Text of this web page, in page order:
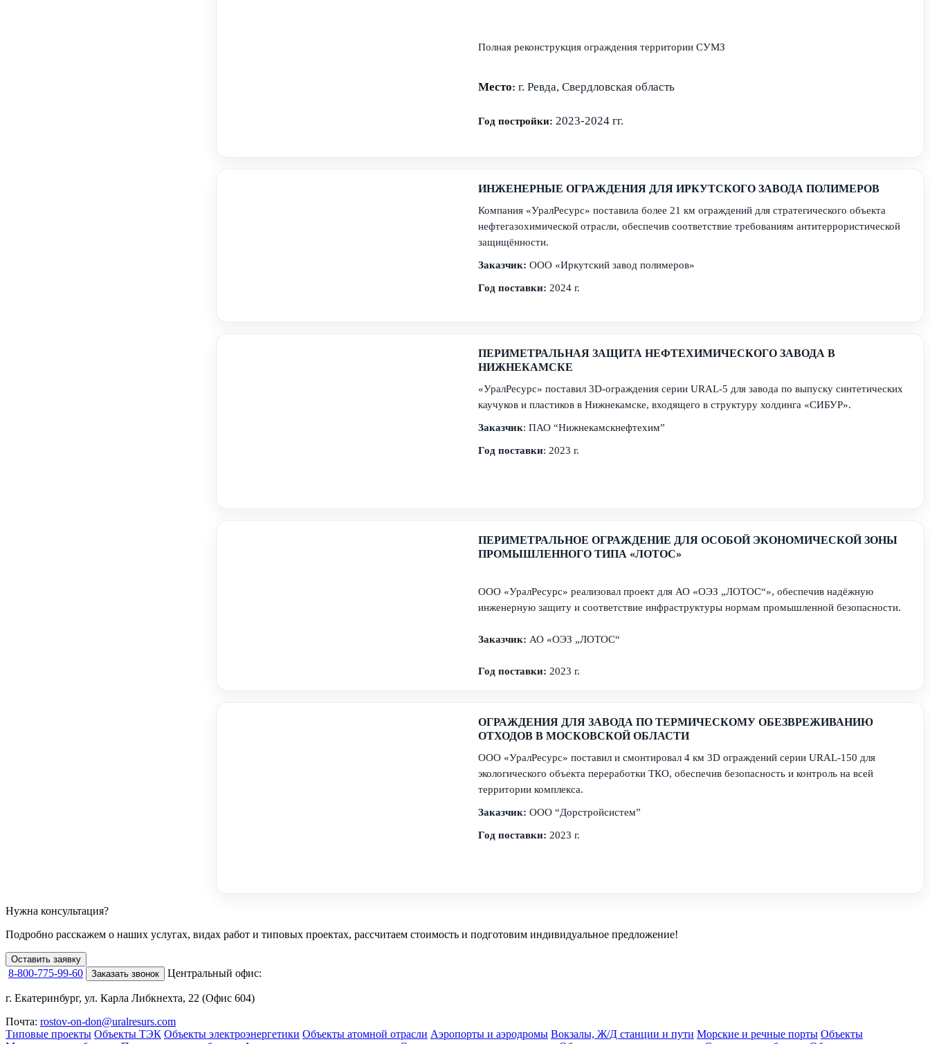
Полная реконструкция ограждения территории СУМЗ
Место: г. Ревда, Свердловская область
Год постройки: 2023-2024 гг.
ИНЖЕНЕРНЫЕ ОГРАЖДЕНИЯ ДЛЯ ИРКУТСКОГО ЗАВОДА ПОЛИМЕРОВ
Компания «УралРесурс» поставила более 21 км ограждений для стратегического объекта
нефтегазохимической отрасли, обеспечив соответствие требованиям антитеррористической
защищённости.
Заказчик: ООО «Иркутский завод полимеров»
Год поставки: 2024 г.
ПЕРИМЕТРАЛЬНАЯ ЗАЩИТА НЕФТЕХИМИЧЕСКОГО ЗАВОДА В
НИЖНЕКАМСКЕ
«УралРесурс» поставил 3D-ограждения серии URAL-5 для завода по выпуску синтетических
каучуков и пластиков в Нижнекамске, входящего в структуру холдинга «СИБУР».
Заказчик: ПАО “Нижнекамскнефтехим”
Год поставки: 2023 г.
ПЕРИМЕТРАЛЬНОЕ ОГРАЖДЕНИЕ ДЛЯ ОСОБОЙ ЭКОНОМИЧЕСКОЙ ЗОНЫ
ПРОМЫШЛЕННОГО ТИПА «ЛОТОС»
ООО «УралРесурс» реализовал проект для АО «ОЭЗ „ЛОТОС“», обеспечив надёжную
инженерную защиту и соответствие инфраструктуры нормам промышленной безопасности.
Заказчик: АО «ОЭЗ „ЛОТОС“
Год поставки: 2023 г.
ОГРАЖДЕНИЯ ДЛЯ ЗАВОДА ПО ТЕРМИЧЕСКОМУ ОБЕЗВРЕЖИВАНИЮ
ОТХОДОВ В МОСКОВСКОЙ ОБЛАСТИ
ООО «УралРесурс» поставил и смонтировал 4 км 3D ограждений серии URAL-150 для
экологического объекта переработки ТКО, обеспечив безопасность и контроль на всей
территории комплекса.
Заказчик: ООО “Дорстройсистем”
Год поставки: 2023 г.
Нужна консультация?
Подробно расскажем о наших услугах, видах работ и типовых проектах, рассчитаем стоимость и подготовим индивидуальное предложение!
Оставить заявку
8-800-775-99-60 Заказать звонок Центральный офис:
г. Екатеринбург, ул. Карла Либкнехта, 22 (Офис 604)
Почта: rostov-on-don@uralresurs.com
Типовые проекты Объекты ТЭК Объекты электроэнергетики Объекты атомной отрасли Аэропорты и аэродромы Вокзалы, Ж/Д станции и пути Морские и речные порты Объекты